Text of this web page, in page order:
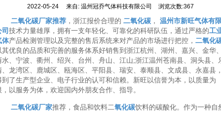
2022-05-24 来自:温州冠乔气体科技有限公司 浏览次数:367
二氧化碳厂家推荐，浙江报价合理的 二氧化碳， 温州市新旺气体有
技术力量雄厚，拥有一支年轻化、可靠化的科研队伍，通过严格的工
体产品检测管理以及完整的售后系统来对产品的市场进行把控， 二氧化
其优良的品质和完善的服务体系好销售到浙江杭州、湖州、嘉兴、金华
水、宁波、衢州、绍兴、台州、舟山、江山;浙江温州苍南县、洞头县、
、龙湾区、鹿城区、瓯海区、平阳县、瑞安、泰顺县、文成县、永嘉县
到了生产型企业、电子行业的认可和信赖。新旺以信誉为本，以质量为
，以服务为体，欢迎国内外朋友合作、指导。
二氧化碳厂家推荐，食品和饮料二氧化碳饮料的碳酸化。作为一种自